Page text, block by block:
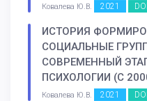
Ковалева Ю.В. 2021 DOI
ИСТОРИЯ
СОЦИАЛЬНЫЕ
СОВРЕМЕННЫЙ
ПСИХОЛОГИИ (С
Ковалева Ю.В. 2021 DOI